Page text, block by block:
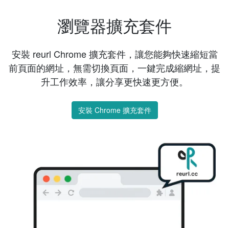
瀏覽器擴充套件
安裝 reurl Chrome 擴充套件，讓您能夠快速縮短當
前頁面的網址，無需切換頁面，一鍵完成縮網址，提
升工作效率，讓分享更快速更方便。
安裝 Chrome 擴充套件